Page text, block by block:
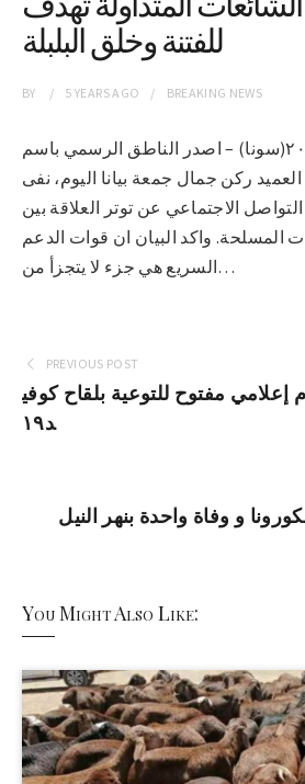
للفتنة وخلق البلبلة
BY 5 YEARSAGO BREAKING NEWS
الخرطوم في ٤-٦-٢٠٢١(سونا) – اصدر الناطق الرسمي باسم
ركن جمال جمعة بيانا اليوم، نفى
الاجتماعي عن توتر العلاقة بين
المسلحة. واكد البيان ان قوات الدعم
السريع هي جزء لا يتجزأ من…
PREVIOUS POST
إعلامي مفتوح للتوعية بلقاح كوفي
د١٩
و وفاة واحدة بنهر النيل
You Might Also Like: